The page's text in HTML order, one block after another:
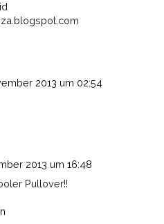
2013 um 02:54
2013 um 16:48
Pullover!!